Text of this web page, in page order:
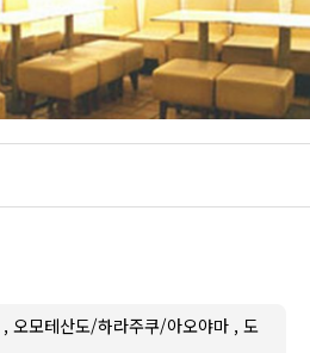
, 오모테산도/하라주쿠/아오야마 , 도